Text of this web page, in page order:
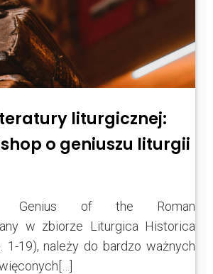
liturgicznej:
o geniuszu liturgii
Genius of the Roman
w zbiorze Liturgica Historica
1-19), należy do bardzo ważnych